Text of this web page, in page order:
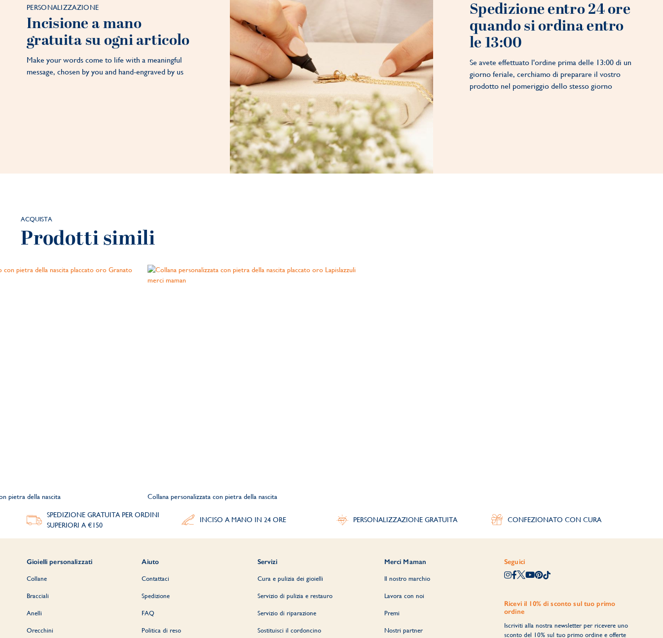
PERSONALIZZAZIONE
Incisione a mano
gratuita su ogni articolo
Make your words come to life with a meaningful
message, chosen by you and hand-engraved by us
Spedizione entro 24 ore
quando si ordina entro
le 13:00
Se avete effettuato l'ordine prima delle 13:00 di un
giorno feriale, cerchiamo di preparare il vostro
prodotto nel pomeriggio dello stesso giorno
ACQUISTA
Prodotti simili
pietra della nascita Collana personalizzata con pietra della nascita
SPEDIZIONE GRATUITA PER ORDINI
SUPERIORI A €150
INCISO A MANO IN 24 ORE PERSONALIZZAZIONE GRATUITA CONFEZIONATO CON CURA
Gioielli personalizzati
Collane
Bracciali
Anelli
Orecchini
Aiuto
Contattaci
Spedizione
FAQ
Politica di reso
Servizi
Cura e pulizia dei gioielli
Servizio di pulizia e restauro
Servizio di riparazione
Sostituisci il cordoncino
Merci Maman
Il nostro marchio
Lavora con noi
Premi
Nostri partner
Seguici
Ricevi il 10% di sconto sul tuo primo
ordine
Iscriviti alla nostra newsletter per ricevere uno
sconto del 10% sul tuo primo ordine e offerte